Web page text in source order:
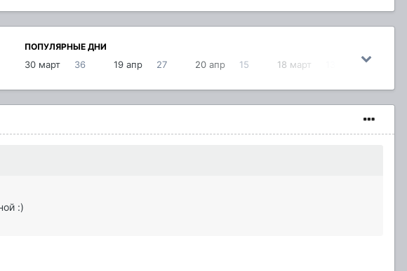
ПОПУЛЯРНЫЕ ДНИ
30 март 36 19 апр 27 20 апр 15 18 март
:)